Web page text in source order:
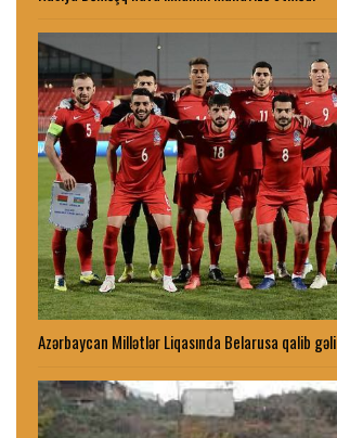
Azərbaycan Millətlər Liqasında Belarusa qalib